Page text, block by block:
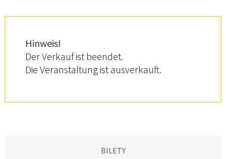
Hinweis!
Der Verkauf ist beendet.
Die Veranstaltung ist ausverkauft.
BILETY